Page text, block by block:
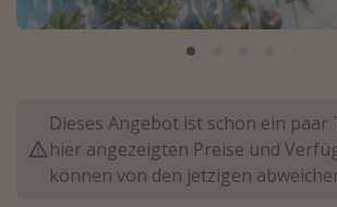
Normandie Urlaub
Kefalonia Urlaub
Krabi Urlaub
Dieses Angebot ist schon ein paar
hier angezeigten Preise und
können von den jetzigen